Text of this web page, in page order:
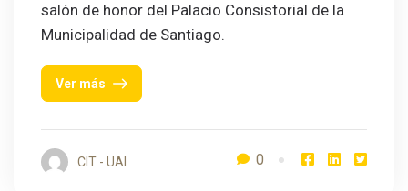
salón de honor del Palacio Consistorial de la
Municipalidad de Santiago.
Ver más
CIT - UAI 0